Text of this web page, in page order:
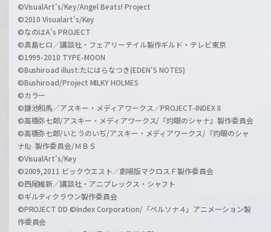
©VisualArt's/Key/Angel Beats! Project
©2010 Visualart's/Key
©なのはA's PROJECT
©真島ヒロ／講談社・フェアリーテイル製作ギルド・テレビ東京
©1999-2010 TYPE-MOON
©Bushiroad illust:たにはらなつき(EDEN'S NOTES)
©Bushiroad/Project MILKY HOLMES
©カラー
©鎌池和馬／アスキー・メディアワークス／PROJECT-INDEX II
©高橋弥七郎/アスキー・メディアワークス/『灼眼のシャナ』製作委員会
©高橋弥七郎/いとうのいぢ/アスキー・メディアワークス/『灼眼のシャ
ナII』製作委員会/ＭＢＳ
©VisualArt's/Key
©2009,2011 ビックウエスト／劇場版マクロスＦ製作委員会
©西尾維新／講談社・アニプレックス・シャフト
©ギルティクラウン製作委員会
©PROJECT DD ©Index Corporation/「ペルソナ４」アニメーション製
作委員会